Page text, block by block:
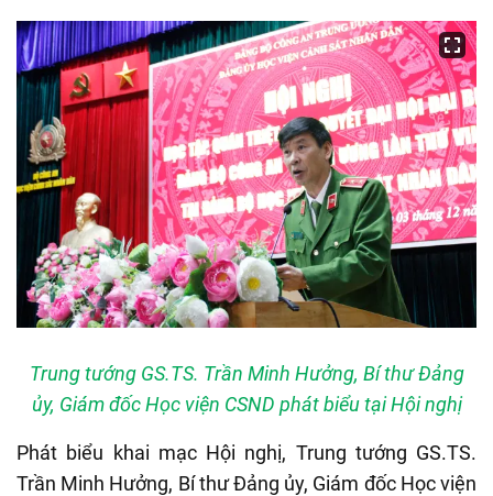
Trung tướng GS.TS. Trần Minh Hưởng, Bí thư Đảng
ủy, Giám đốc Học viện CSND phát biểu tại Hội nghị
Phát biểu khai mạc Hội nghị, Trung tướng GS.TS.
Trần Minh Hưởng, Bí thư Đảng ủy, Giám đốc Học viện